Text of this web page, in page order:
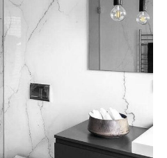
Ideaktiv